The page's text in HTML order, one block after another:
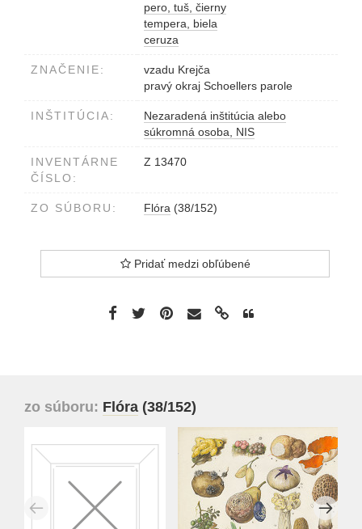
pero, tuš, čierny
tempera, biela
ceruza
ZNAČENIE:
vzadu Krejča
pravý okraj Schoellers parole
INŠTITÚCIA:
Nezaradená inštitúcia alebo
súkromná osoba, NIS
INVENTÁRNE
ČÍSLO:
Z 13470
ZO SÚBORU: Flóra (38/152)
Pridať medzi obľúbené
zo súboru: Flóra (38/152)